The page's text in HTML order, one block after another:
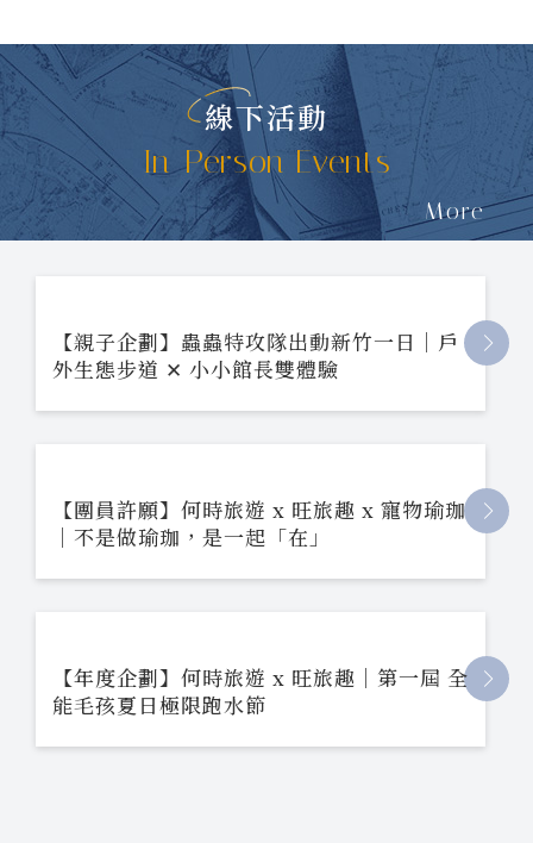
線下活動
In-Person Events
More
【親子企劃】蟲蟲特攻隊出動新竹一日｜戶
外生態步道 ✕ 小小館長雙體驗
【團員許願】何時旅遊 x 旺旅趣 x 寵物瑜珈
｜不是做瑜珈，是一起「在」
【年度企劃】何時旅遊 x 旺旅趣｜第一屆 全
能毛孩夏日極限跑水節